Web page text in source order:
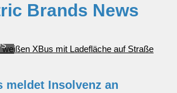
Brands News
meldet Insolvenz an